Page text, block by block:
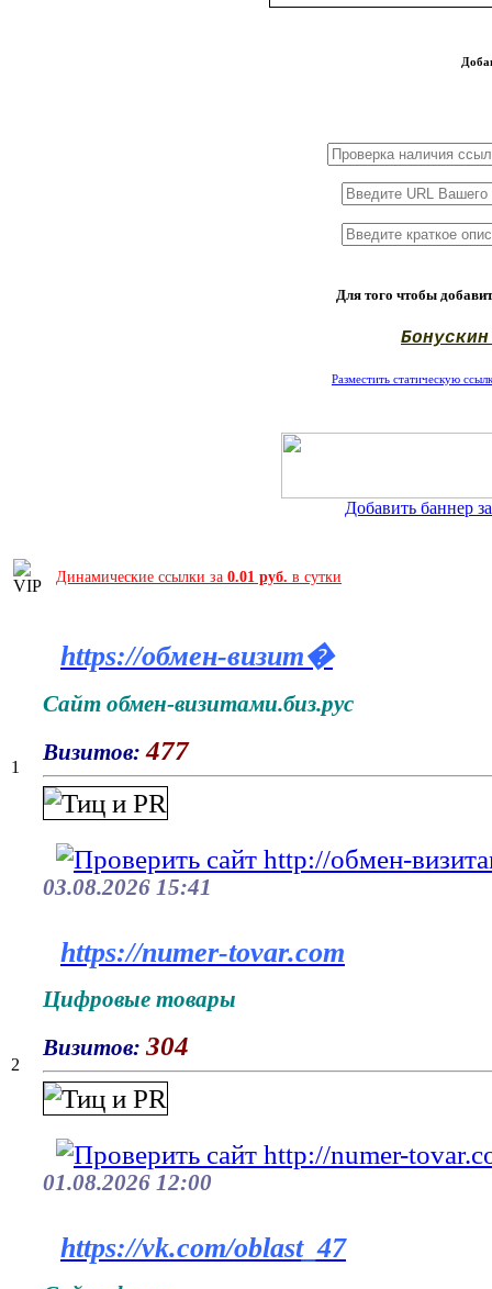
Для того чтобы
Разместить статическую
Добавить баннер
Динамические ссылки за 0.01 руб. в сутки
1
https://обмен-визит�
Сайт обмен-визитами.биз.рус
Визитов: 477
03.08.2026 15:41
2
https://numer-tovar.com
Цифровые товары
Визитов: 304
01.08.2026 12:00
https://vk.com/oblast_47